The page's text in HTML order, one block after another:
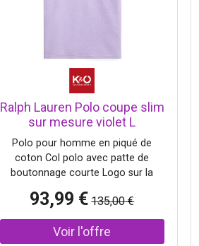
Ralph Lauren Polo coupe slim
sur mesure violet L
Polo pour homme en piqué de
coton Col polo avec patte de
boutonnage courte Logo sur la
Coupe slim Nom de la couleur :
Powder Purple Composition : 95 %
coton, 5 % élasthanne
93,99 € 135,00 €